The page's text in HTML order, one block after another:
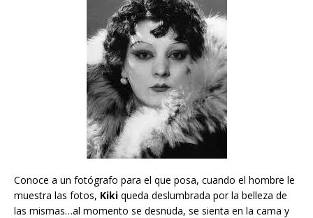
Conoce a un fotógrafo para el que posa, cuando el hombre le
muestra las fotos, Kiki queda deslumbrada por la belleza de
las mismas…al momento se desnuda, se sienta en la cama y